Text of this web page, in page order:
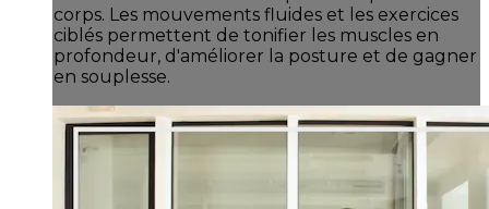
corps. Les mouvements fluides et les exercices
ciblés permettent de tonifier les muscles en
profondeur, d'améliorer la posture et de gagner
en souplesse.